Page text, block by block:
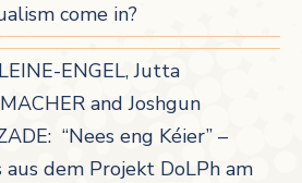
come in?
ENGEL, Jutta
and Joshgun
“Nees eng Kéier” –
aus dem Projekt DoLPh am